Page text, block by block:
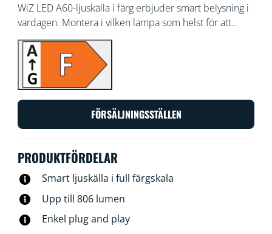
WiZ LED A60-ljuskälla i färg erbjuder smart belysning i
vardagen. Montera i vilken lampa som helst för att
skapa önskad stämning med hjälp av 16 miljoner olika
färger, samt varmvitt eller kallvitt ljus. Du kan ställa in
scheman för att tända och släcka ljuskällorna enligt
dina dagliga eller veckovisa rutiner. Du kan också styra
alternativt via fjärråtkomst om du inte är hemma. WiZ-
ljuskällorna ansluter till din befintliga Wi-Fi-router,
FÖRSÄLJNINGSSTÄLLEN
PRODUKTFÖRDELAR
Smart ljuskälla i full färgskala
Upp till 806 lumen
Enkel plug and play